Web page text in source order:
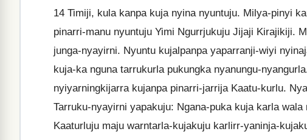
14 Timiji, kula kanpa kuja nyina nyuntuju. Milya-pinyi
pinarri-manu nyuntuju Yimi Ngurrjukuju Jijaji Kirajikiji.
junga-nyayirni. Nyuntu kujalpanpa yaparranji-wiyi
kuja-ka nguna tarrukurla pukungka nyanungu-
nyiyarningkijarra kujanpa pinarri-jarrija Kaatu-kurlu.
Tarruku-nyayirni yapakuju: Ngana-puka kuja karla
Kaaturluju maju warntarla-kujakuju karlirr-yaninja-